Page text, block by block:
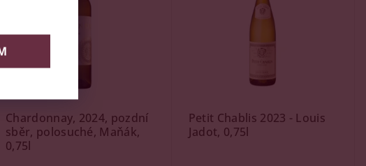
Chardonnay, 2024, pozdní
sběr, polosuché, Maňák,
0,75l
Petit Chablis 2023 - Louis
Jadot, 0,75l